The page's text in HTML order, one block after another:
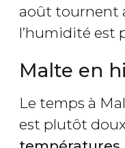
août tournent
l’humidité est
Malte en
Le temps à
est plutôt